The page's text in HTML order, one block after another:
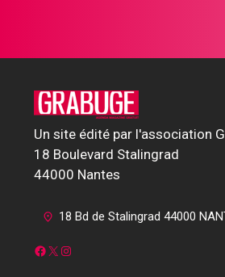
Un site édité par l'association
18 Boulevard Stalingrad
44000 Nantes
18 Bd de Stalingrad 44000
Facebook
X Instagram